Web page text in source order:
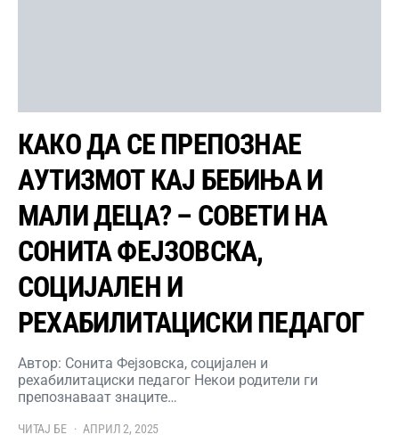
КАКО ДА СЕ ПРЕПОЗНАЕ
АУТИЗМОТ КАЈ БЕБИЊА И
МАЛИ ДЕЦА? – СОВЕТИ НА
СОНИТА ФЕЈЗОВСКА,
СОЦИЈАЛЕН И
РЕХАБИЛИТАЦИСКИ ПЕДАГОГ
Автор: Сонита Фејзовска, социјален и
рехабилитациски педагог Некои родители ги
препознаваат знаците…
ЧИТАЈ БЕ АПРИЛ 2, 2025